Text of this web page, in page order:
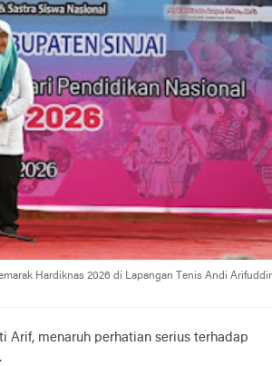
Hardiknas 2026 di Lapangan Tenis Andi
Arif, menaruh perhatian serius terhadap